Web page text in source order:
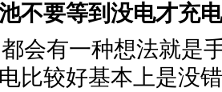
不要等到没电才充电
会有一种想法就是
比较好基本上是没